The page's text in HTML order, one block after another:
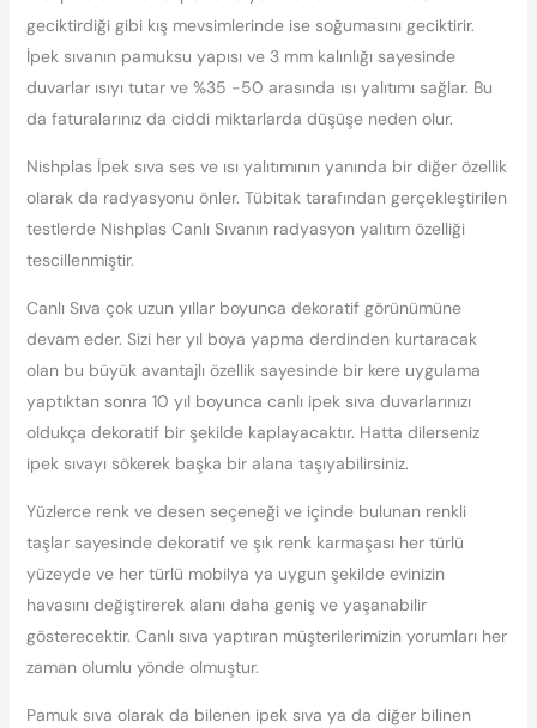
geciktirdiği gibi kış mevsimlerinde ise soğumasını geciktirir.
İpek sıvanın pamuksu yapısı ve 3 mm kalınlığı sayesinde
duvarlar ısıyı tutar ve %35 -50 arasında ısı yalıtımı sağlar. Bu
da faturalarınız da ciddi miktarlarda düşüşe neden olur.
Nishplas İpek sıva ses ve ısı yalıtımının yanında bir diğer özellik
olarak da radyasyonu önler. Tübitak tarafından gerçekleştirilen
testlerde Nishplas Canlı Sıvanın radyasyon yalıtım özelliği
tescillenmiştir.
Canlı Sıva çok uzun yıllar boyunca dekoratif görünümüne
devam eder. Sizi her yıl boya yapma derdinden kurtaracak
olan bu büyük avantajlı özellik sayesinde bir kere uygulama
yaptıktan sonra 10 yıl boyunca canlı ipek sıva duvarlarınızı
oldukça dekoratif bir şekilde kaplayacaktır. Hatta dilerseniz
ipek sıvayı sökerek başka bir alana taşıyabilirsiniz.
Yüzlerce renk ve desen seçeneği ve içinde bulunan renkli
taşlar sayesinde dekoratif ve şık renk karmaşası her türlü
yüzeyde ve her türlü mobilya ya uygun şekilde evinizin
havasını değiştirerek alanı daha geniş ve yaşanabilir
gösterecektir. Canlı sıva yaptıran müşterilerimizin yorumları her
zaman olumlu yönde olmuştur.
Pamuk sıva olarak da bilenen ipek sıva ya da diğer bilinen